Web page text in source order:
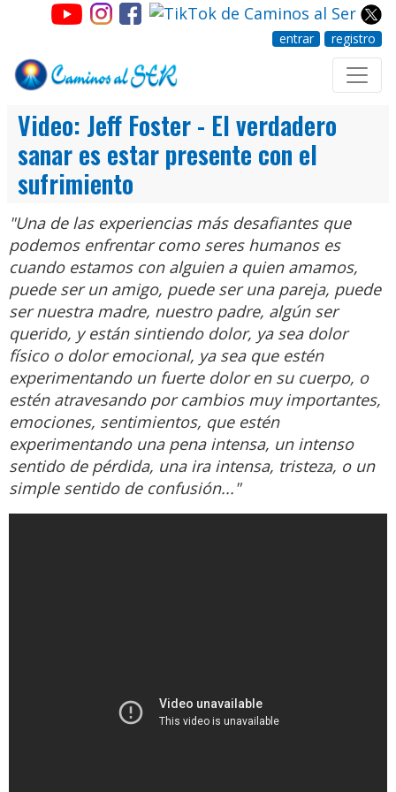
entrar registro
Video: Jeff Foster - El verdadero
sanar es estar presente con el
sufrimiento
"Una de las experiencias más desafiantes que
podemos enfrentar como seres humanos es
cuando estamos con alguien a quien amamos,
puede ser un amigo, puede ser una pareja, puede
ser nuestra madre, nuestro padre, algún ser
querido, y están sintiendo dolor, ya sea dolor
físico o dolor emocional, ya sea que estén
experimentando un fuerte dolor en su cuerpo, o
estén atravesando por cambios muy importantes,
emociones, sentimientos, que estén
experimentando una pena intensa, un intenso
sentido de pérdida, una ira intensa, tristeza, o un
simple sentido de confusión..."